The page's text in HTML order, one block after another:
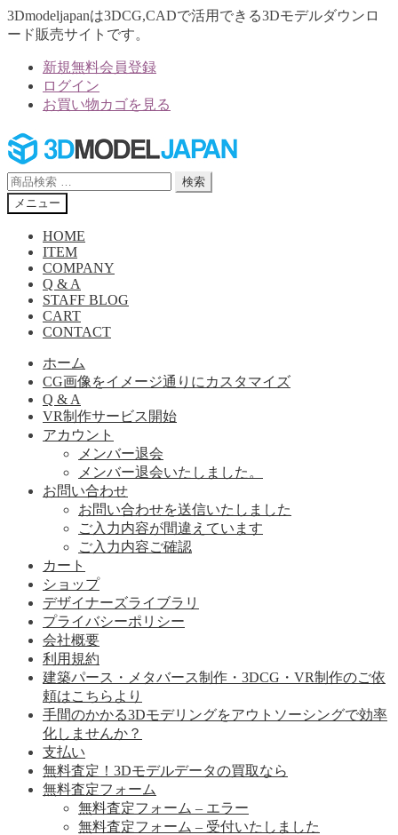
3Dmodeljapanは3DCG,CADで活用できる3Dモデルダウンロ
ード販売サイトです。
新規無料会員登録
ログイン
お買い物カゴを見る
ナ
ビ
ゲ
ー
シ
コ
ン
テ
ン
ツ
検
索
対
検索
メニュー
HOME
ITEM
COMPANY
Q & A
STAFF BLOG
CART
CONTACT
ホーム
CG画像をイメージ通りにカスタマイズ
Q & A
VR制作サービス開始
アカウント
メンバー退会
メンバー退会いたしました。
お問い合わせ
お問い合わせを送信いたしました
ご入力内容が間違えています
ご入力内容ご確認
カート
ショップ
デザイナーズライブラリ
プライバシーポリシー
会社概要
利用規約
建築パース・メタバース制作・3DCG・VR制作のご依
頼はこちらより
手間のかかる3Dモデリングをアウトソーシングで効率
化しませんか？
支払い
無料査定！3Dモデルデータの買取なら
無料査定フォーム
無料査定フォーム – エラー
無料査定フォーム – 受付いたしました